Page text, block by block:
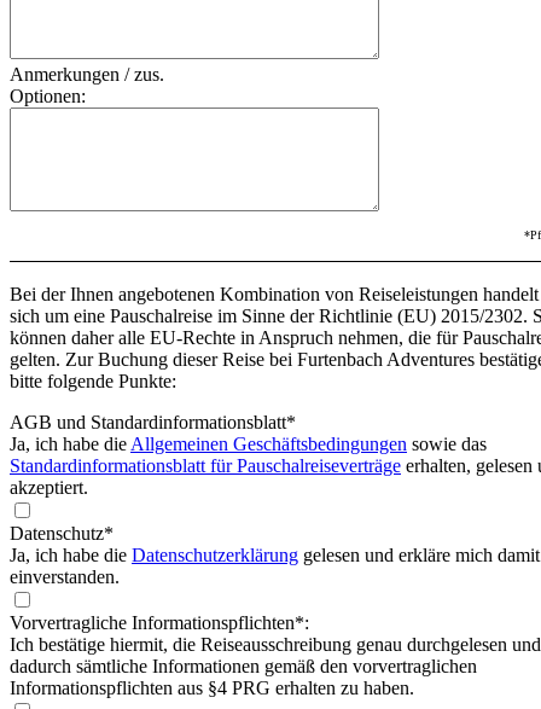
Anmerkungen / zus.
Optionen:
Bei der Ihnen angebotenen Kombination von Reiseleistungen handelt
sich um eine Pauschalreise im Sinne der Richtlinie (EU) 2015/2302.
können daher alle EU-Rechte in Anspruch nehmen, die für
gelten. Zur Buchung dieser Reise bei Furtenbach Adventures
bitte folgende Punkte:
AGB und Standardinformationsblatt*
Ja, ich habe die Allgemeinen Geschäftsbedingungen sowie das
Standardinformationsblatt für Pauschalreiseverträge erhalten, gelesen
akzeptiert.
Datenschutz*
Ja, ich habe die Datenschutzerklärung gelesen und erkläre mich damit
einverstanden.
Vorvertragliche Informationspflichten*:
Ich bestätige hiermit, die Reiseausschreibung genau durchgelesen und
dadurch sämtliche Informationen gemäß den vorvertraglichen
Informationspflichten aus §4 PRG erhalten zu haben.